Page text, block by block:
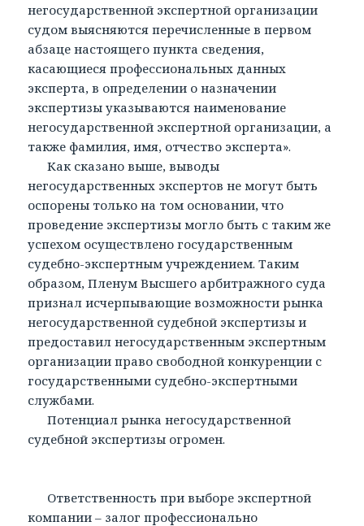
негосударственной экспертной организации
судом выясняются перечисленные в первом
абзаце настоящего пункта сведения,
касающиеся профессиональных данных
эксперта, в определении о назначении
экспертизы указываются наименование
негосударственной экспертной организации, а
также фамилия, имя, отчество эксперта».
Как сказано выше, выводы
негосударственных экспертов не могут быть
оспорены только на том основании, что
проведение экспертизы могло быть с таким же
успехом осуществлено государственным
судебно-экспертным учреждением. Таким
образом, Пленум Высшего арбитражного суда
признал исчерпывающие возможности рынка
негосударственной судебной экспертизы и
предоставил негосударственным экспертным
организации право свободной конкуренции с
государственными судебно-экспертными
службами.
Потенциал рынка негосударственной
судебной экспертизы огромен.
Ответственность при выборе экспертной
компании – залог профессионально